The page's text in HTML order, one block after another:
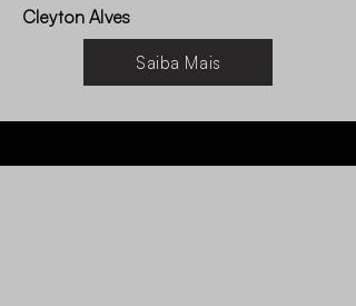
Cleyton Alves
Saiba Mais